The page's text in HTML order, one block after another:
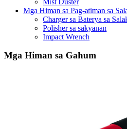
Mga Himan sa Pag-atiman sa
Charger sa Baterya sa
Polisher sa sakyanan
Impact Wrench
Mga Himan sa Gahum